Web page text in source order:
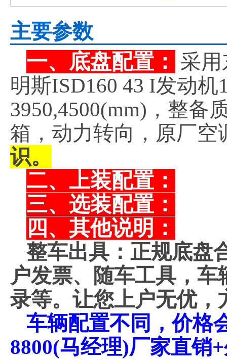
主要参数
一、底盘配置：
采用
明斯ISD160 43 I发动
3950,4500(mm)，整备
箱，动力转向，原厂空
识。
二、上装配置：
三、选装配置：
四、其他说明：
整车出具：正规底盘
户发票、随车工具，
录等。让您上户无优，
车辆配置不同，价格
8800(马经理)厂家直销